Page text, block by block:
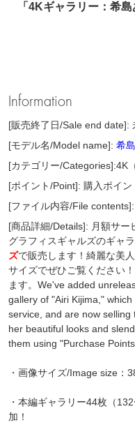
「4Kギャラリー：希
Information
[販売終了日/Sale end date]:
[モデル名/Model name]:希
[カテゴリー/Categories]:4K
[ポイント/Point]: 購入ポイ
[ファイル内容/File contents]:
[商品詳細/Details]: 月額サー
グラフィスギャルズのギャ
ズで販売します！綺麗な美
サイズでぜひご覧ください
ます。We've added
gallery of "Airi Kijima,"
service, and are now
her beautiful looks and
them using "Purchase
・画像サイズ/Image size：
・本編ギャラリー44枚（
加！